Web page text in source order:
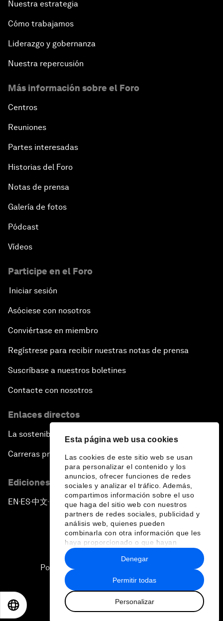
Esta página web usa cookies
Las cookies de este sitio web se usan
para personalizar el contenido y los
anuncios, ofrecer funciones de redes
sociales y analizar el tráfico. Además,
compartimos información sobre el uso
que haga del sitio web con nuestros
partners de redes sociales, publicidad y
análisis web, quienes pueden
combinarla con otra información que les
haya proporcionado o que hayan
recopilado a partir del uso que haya
hecho de sus servicios.
Permitir todas
Personalizar
Denegar
Nuestra estrategia
Cómo trabajamos
Liderazgo y gobernanza
Nuestra repercusión
Más información sobre el Foro
Centros
Reuniones
Partes interesadas
Historias del Foro
Notas de prensa
Galería de fotos
Pódcast
Vídeos
Participe en el Foro
Iniciar sesión
Asóciese con nosotros
Conviértase en miembro
Regístrese para recibir nuestras notas de prensa
Suscríbase a nuestros boletines
Contacte con nosotros
Enlaces directos
La sostenibilidad en el Foro
Carreras profesionales
Ediciones en otros idiomas
EN ▪ES▪中文▪ 日本語
Política de privacidad y normas de uso
Sitemap
2026 Foro Económico Mundial